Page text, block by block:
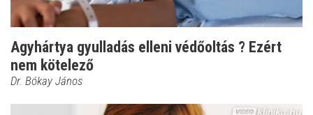
Agyhártya gyulladás elleni védőoltás ? Ezért
nem kötelező
Dr. Bókay János